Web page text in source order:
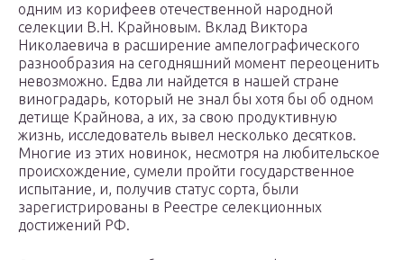
одним из корифеев отечественной народной
селекции В.Н. Крайновым. Вклад Виктора
Николаевича в расширение ампелографического
разнообразия на сегодняшний момент переоценить
невозможно. Едва ли найдется в нашей стране
виноградарь, который не знал бы хотя бы об одном
детище Крайнова, а их, за свою продуктивную
жизнь, исследователь вывел несколько десятков.
Многие из этих новинок, несмотря на любительское
происхождение, сумели пройти государственное
испытание, и, получив статус сорта, были
зарегистрированы в Реестре селекционных
достижений РФ.